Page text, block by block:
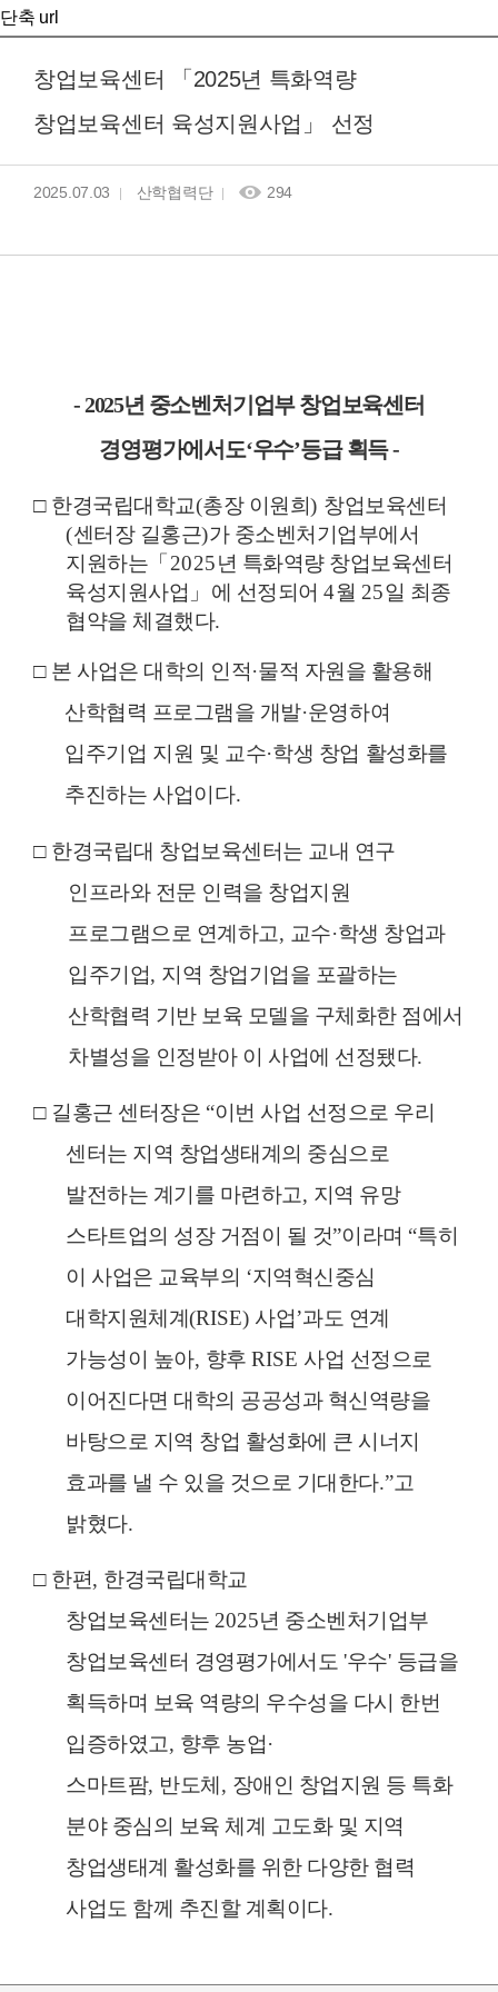
단축 url
창업보육센터 「2025년 특화역량
창업보육센터 육성지원사업」 선정
2025.07.03 산학협력단 294
- 2025년 중소벤처기업부 창업보육센터
경영평가에서도‘우수’등급 획득-
□ 한경국립대학교(총장 이원희) 창업보육센터
(센터장 길홍근)가 중소벤처기업부에서
지원하는 「 2025년 특화역량 창업보육센터
육성지원사업 」 에 선정되어4월 25일 최종
협약을 체결했다.
□ 본 사업은 대학의 인적·물적 자원을 활용해
산학협력 프로그램을 개발·운영하여
입주기업 지원 및 교수·학생 창업 활성화를
추진하는 사업이다.
□ 한경국립대 창업보육센터는 교내 연구
인프라와 전문 인력을 창업지원
프로그램으로 연계하고, 교수·학생 창업과
입주기업, 지역 창업기업을 포괄하는
산학협력 기반 보육 모델을 구체화한 점에서
차별성을 인정받아 이 사업에 선정됐다.
□ 길홍근 센터장은 “이번 사업 선정으로 우리
센터는 지역 창업생태계의 중심으로
발전하는 계기를 마련하고, 지역 유망
스타트업의 성장 거점이 될 것”이라며 “특히
이 사업은 교육부의 ‘지역혁신중심
대학지원체계(RISE) 사업’과도 연계
가능성이 높아, 향후RISE 사업 선정으로
이어진다면 대학의 공공성과 혁신역량을
바탕으로 지역 창업 활성화에 큰 시너지
효과를 낼 수 있을 것으로 기대한다.”고
밝혔다.
□ 한편, 한경국립대학교
창업보육센터는2025년 중소벤처기업부
창업보육센터 경영평가에서도 '우수' 등급을
획득하며 보육 역량의 우수성을 다시 한번
입증하였고, 향후 농업·
스마트팜, 반도체 , 장애인 창업지원 등 특화
분야 중심의 보육 체계 고도화 및 지역
창업생태계 활성화를 위한 다양한 협력
사업도 함께 추진할 계획이다.